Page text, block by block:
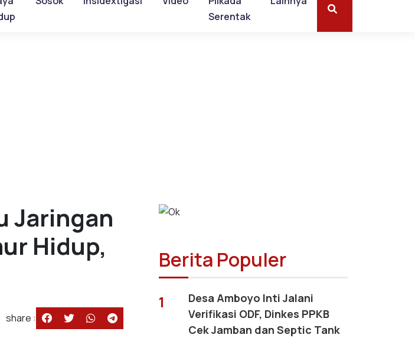
Serentak
Jaringan
Hidup,
share :
Berita Populer
1
Desa Amboyo Inti Jalani
Verifikasi ODF, Dinkes PPKB
Cek Jamban dan Septic Tank